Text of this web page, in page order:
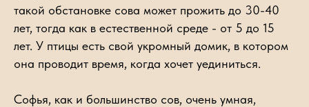
такой обстановке сова может прожить до 30-40
лет, тогда как в естественной среде - от 5 до 15
лет. У птицы есть свой укромный домик, в котором
она проводит время, когда хочет уединиться.
Софья, как и большинство сов, очень умная,